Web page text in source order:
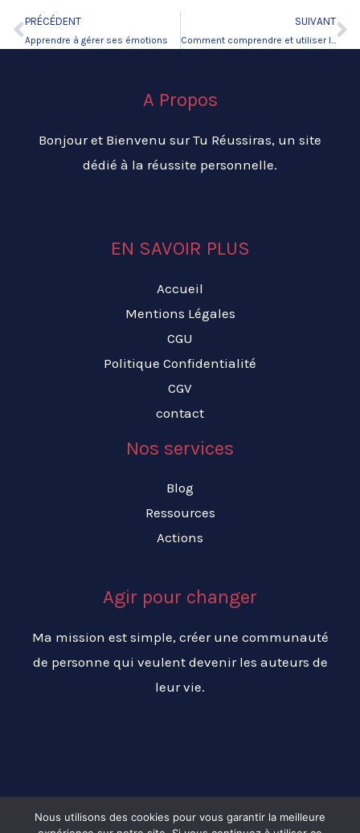
Précédent
PRÉCÉDENT
Apprendre à gérer ses émotions
SUIVANT
Comment comprendre et utiliser la loi de l’attraction ?
A Propos
Bonjour et Bienvenu sur Tu Réussiras, un site
dédié à la réussite personnelle.
EN SAVOIR PLUS
Accueil
Mentions Légales
CGU
Politique Confidentialité
CGV
contact
Nos services
Blog
Ressources
Actions
Agir pour changer
Ma mission est simple, créer une communauté
de personne qui veulent devenir les auteurs de
leur vie.
Nous utilisons des cookies pour vous garantir la meilleure